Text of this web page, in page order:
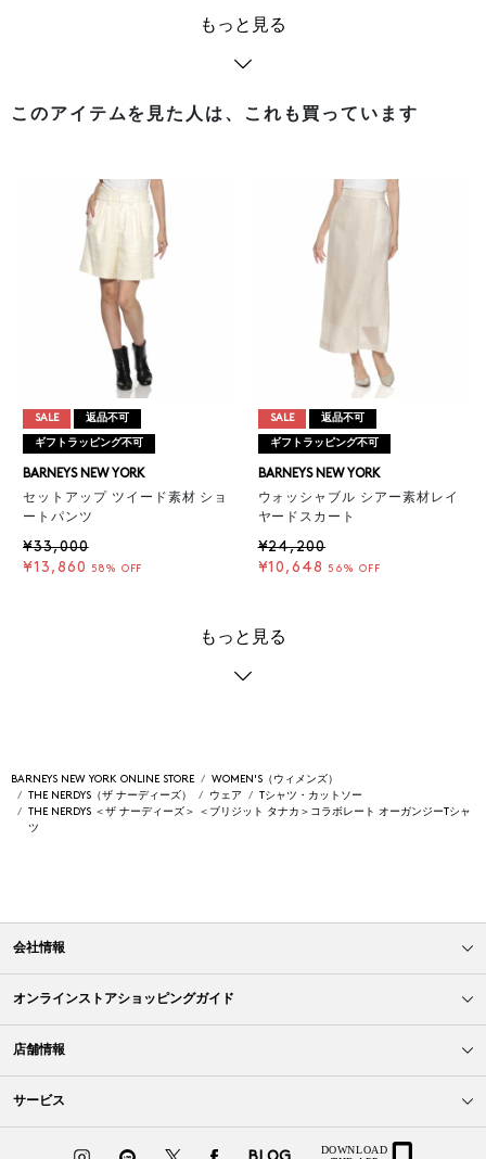
もっと見る
このアイテムを見た人は、これも買っています
SALE 返品不可
ギフトラッピング不可
BARNEYS NEW YORK
セットアップ ツイード素材 ショ
ートパンツ
¥33,000
¥13,860
58% OFF
SALE 返品不可
ギフトラッピング不可
BARNEYS NEW YORK
ウォッシャブル シアー素材レイ
ヤードスカート
¥24,200
¥10,648
56% OFF
もっと見る
BARNEYS NEW YORK ONLINE STORE
WOMEN'S（ウィメンズ）
THE NERDYS（ザ ナーディーズ）
ウェア
Tシャツ・カットソー
THE NERDYS ＜ザ ナーディーズ＞ ＜ブリジット タナカ＞コラボレート オーガンジーTシャ
ツ
会社情報
オンラインストアショッピングガイド
店舗情報
サービス